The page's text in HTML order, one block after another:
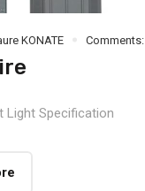
KONATE Comments:
Light Specification